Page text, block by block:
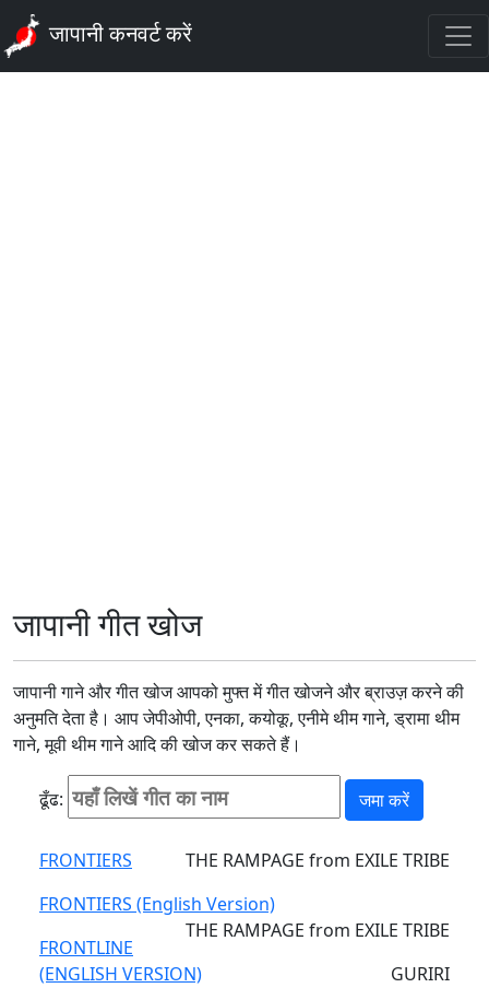
जापानी कनवर्ट करें
जापानी गीत खोज
जापानी गाने और गीत खोज आपको मुफ्त में गीत खोजने और ब्राउज़ करने की
अनुमति देता है। आप जेपीओपी, एनका, कयोकू, एनीमे थीम गाने, ड्रामा थीम
गाने, मूवी थीम गाने आदि की खोज कर सकते हैं।
ढूँढ:
FRONTIERS
THE RAMPAGE from EXILE TRIBE
FRONTIERS (English Version)
THE RAMPAGE from EXILE TRIBE
FRONTLINE
(ENGLISH VERSION)
GURIRI